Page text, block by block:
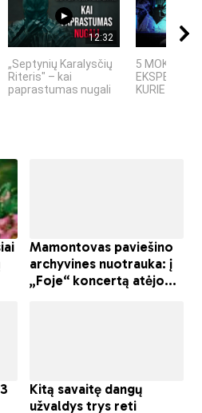
12:32
„Septynių Karalysčių
Riteris" – kai
paprastumas nugali
5 MOKSLINIAI
KURIE